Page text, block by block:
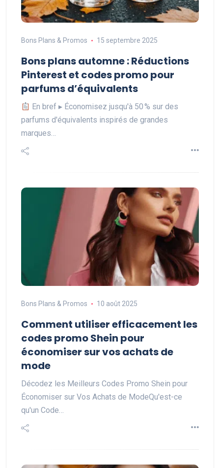
Bons Plans & Promos 15 septembre 2025
Bons plans automne : Réductions
Pinterest et codes promo pour
parfums d’équivalents
En bref ▸ Économisez jusqu'à 50 % sur des
parfums d'équivalents inspirés de grandes
marques…
Bons Plans & Promos 10 août 2025
Comment utiliser efficacement les
codes promo Shein pour
économiser sur vos achats de
mode
Décodez les Meilleurs Codes Promo Shein pour
Économiser sur Vos Achats de ModeQu'est-ce
qu'un Code…